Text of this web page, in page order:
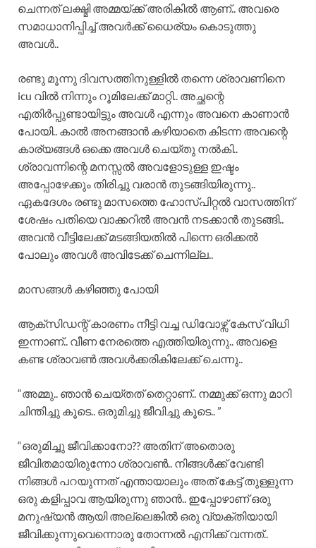
ചെന്നത് ലക്ഷ്മി അമ്മയ്ക്ക് അരികിൽ ആണ്.. അവരെ
സമാധാനിപ്പിച്ച് അവർക്ക് ധൈര്യം കൊടുത്തു
അവൾ..
രണ്ടു മൂന്നു ദിവസത്തിനുള്ളിൽ തന്നെ ശ്രാവണിനെ
icu വിൽ നിന്നും റൂമിലേക്ക് മാറ്റി.. അച്ഛന്റെ
എതിർപ്പുണ്ടായിട്ടും അവൾ എന്നും അവനെ കാണാൻ
പോയി.. കാൽ അനങ്ങാൻ കഴിയാതെ കിടന്ന അവന്റെ
കാര്യങ്ങൾ ഒക്കെ അവൾ ചെയ്തു നൽകി..
ശ്രാവന്നിന്റെ മനസ്സൽ അവളോടുള്ള ഇഷ്ടം
അപ്പോഴേക്കും തിരിച്ചു വരാൻ തുടങ്ങിയിരുന്നു..
ഏകദേശം രണ്ടു മാസത്തെ ഹോസ്പിറ്റൽ വാസത്തിന്
ശേഷം പതിയെ വാക്കറിൽ അവൻ നടക്കാൻ തുടങ്ങി..
അവൻ വീട്ടിലേക്ക് മടങ്ങിയതിൽ പിന്നെ ഒരിക്കൽ
പോലും അവൾ അവിടേക്ക് ചെന്നില്ല..
മാസങ്ങൾ കഴിഞ്ഞു പോയി
ആക്‌സിഡന്റ് കാരണം നീട്ടി വച്ച ഡിവോഴ്സ് കേസ് വിധി
ഇന്നാണ്.. വീണ നേരത്തെ എത്തിയിരുന്നു.. അവളെ
കണ്ട ശ്രാവൺ അവൾക്കരികിലേക്ക് ചെന്നു..
“അമ്മു.. ഞാൻ ചെയ്തത് തെറ്റാണ്.. നമ്മുക്ക് ഒന്നു മാറി
ചിന്തിച്ചു കൂടെ.. ഒരുമിച്ചു ജീവിച്ചു കൂടെ.. ”
“ഒരുമിച്ചു ജീവിക്കാനോ?? അതിന് അതൊരു
ജീവിതമായിരുന്നോ ശ്രാവൺ.. നിങ്ങൾക്ക് വേണ്ടി
നിങ്ങൾ പറയുന്നത് എന്തായാലും അത് കേട്ട് തുള്ളുന്ന
ഒരു കളിപ്പാവ ആയിരുന്നു ഞാൻ.. ഇപ്പോഴാണ്‌ ഒരു
മനുഷ്യൻ ആയി അല്ലെങ്കിൽ ഒരു വ്യക്തിയായി
ജീവിക്കുന്നുവെന്നൊരു തോന്നൽ എനിക്ക് വന്നത്..